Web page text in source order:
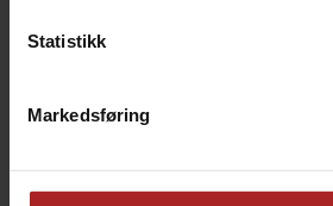
Statistikk
Markedsføring
129,-